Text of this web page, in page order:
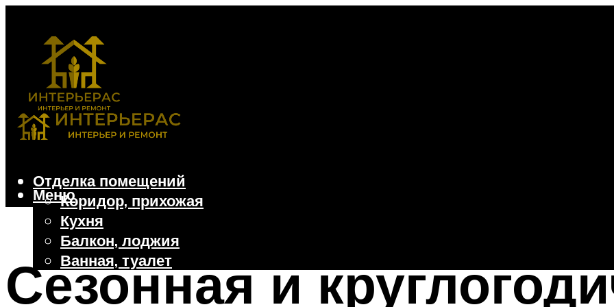
Отделка помещений
Коридор, прихожая
Кухня
Балкон, лоджия
Ванная, туалет
Дачные и частные дома
Отделочные материалы
Меню
Сезонная и